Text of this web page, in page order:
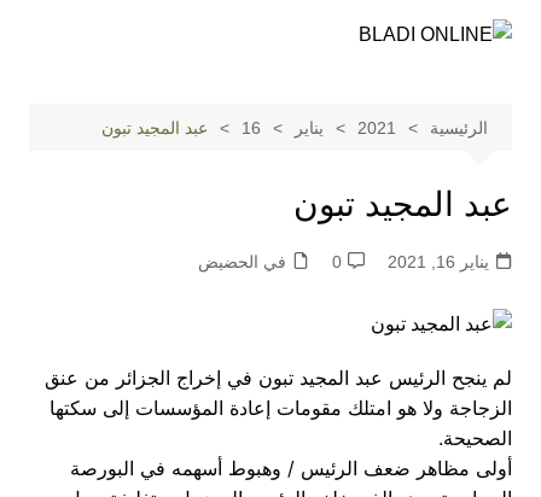
الرئيسية 2021 يناير 16 عبد المجيد تبون
عبد المجيد تبون
يناير 16, 2021 0 في الحضيض
لم ينجح الرئيس عبد المجيد تبون في إخراج الجزائر من عنق
الزجاجة ولا هو امتلك مقومات إعادة المؤسسات إلى سكتها
الصحيحة.
أولى مظاهر ضعف الرئيس / وهبوط أسهمه في البورصة